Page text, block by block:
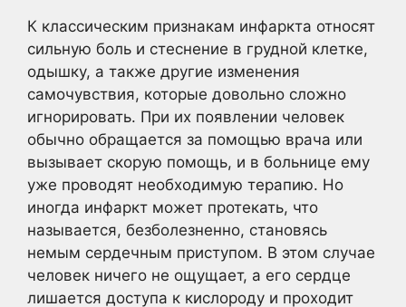
К классическим признакам инфаркта относят
сильную боль и стеснение в грудной клетке,
одышку, а также другие изменения
самочувствия, которые довольно сложно
игнорировать. При их появлении человек
обычно обращается за помощью врача или
вызывает скорую помощь, и в больнице ему
уже проводят необходимую терапию. Но
иногда инфаркт может протекать, что
называется, безболезненно, становясь
немым сердечным приступом. В этом случае
человек ничего не ощущает, а его сердце
лишается доступа к кислороду и проходит